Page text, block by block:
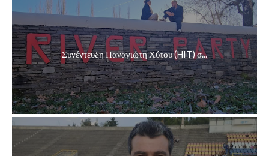
Συνέντευξη Παναγιώτη Χύτου (HIT) σ...